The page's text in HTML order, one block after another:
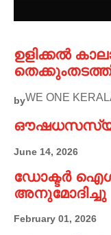
ഉളിക്കൽ
byWE ONE
June 14, 2026
ഡോക്ടർ
അനുമോദിച്ചു
February 01, 2026